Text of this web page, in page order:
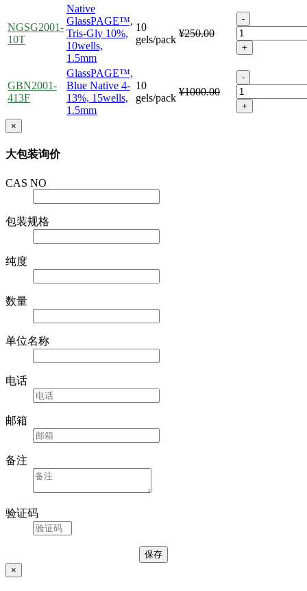
NGSG2001-
10T
Native
GlassPAGE™,
Tris-Gly 10%,
10wells,
1.5mm
10
gels/pack
¥250.00
-
+
GBN2001-
413F
GlassPAGE™,
Blue Native 4-
13%, 15wells,
1.5mm
10
gels/pack
¥1000.00
-
+
×
大包装询价
CAS NO
包装规格
纯度
数量
单位名称
电话
邮箱
备注
验证码
×